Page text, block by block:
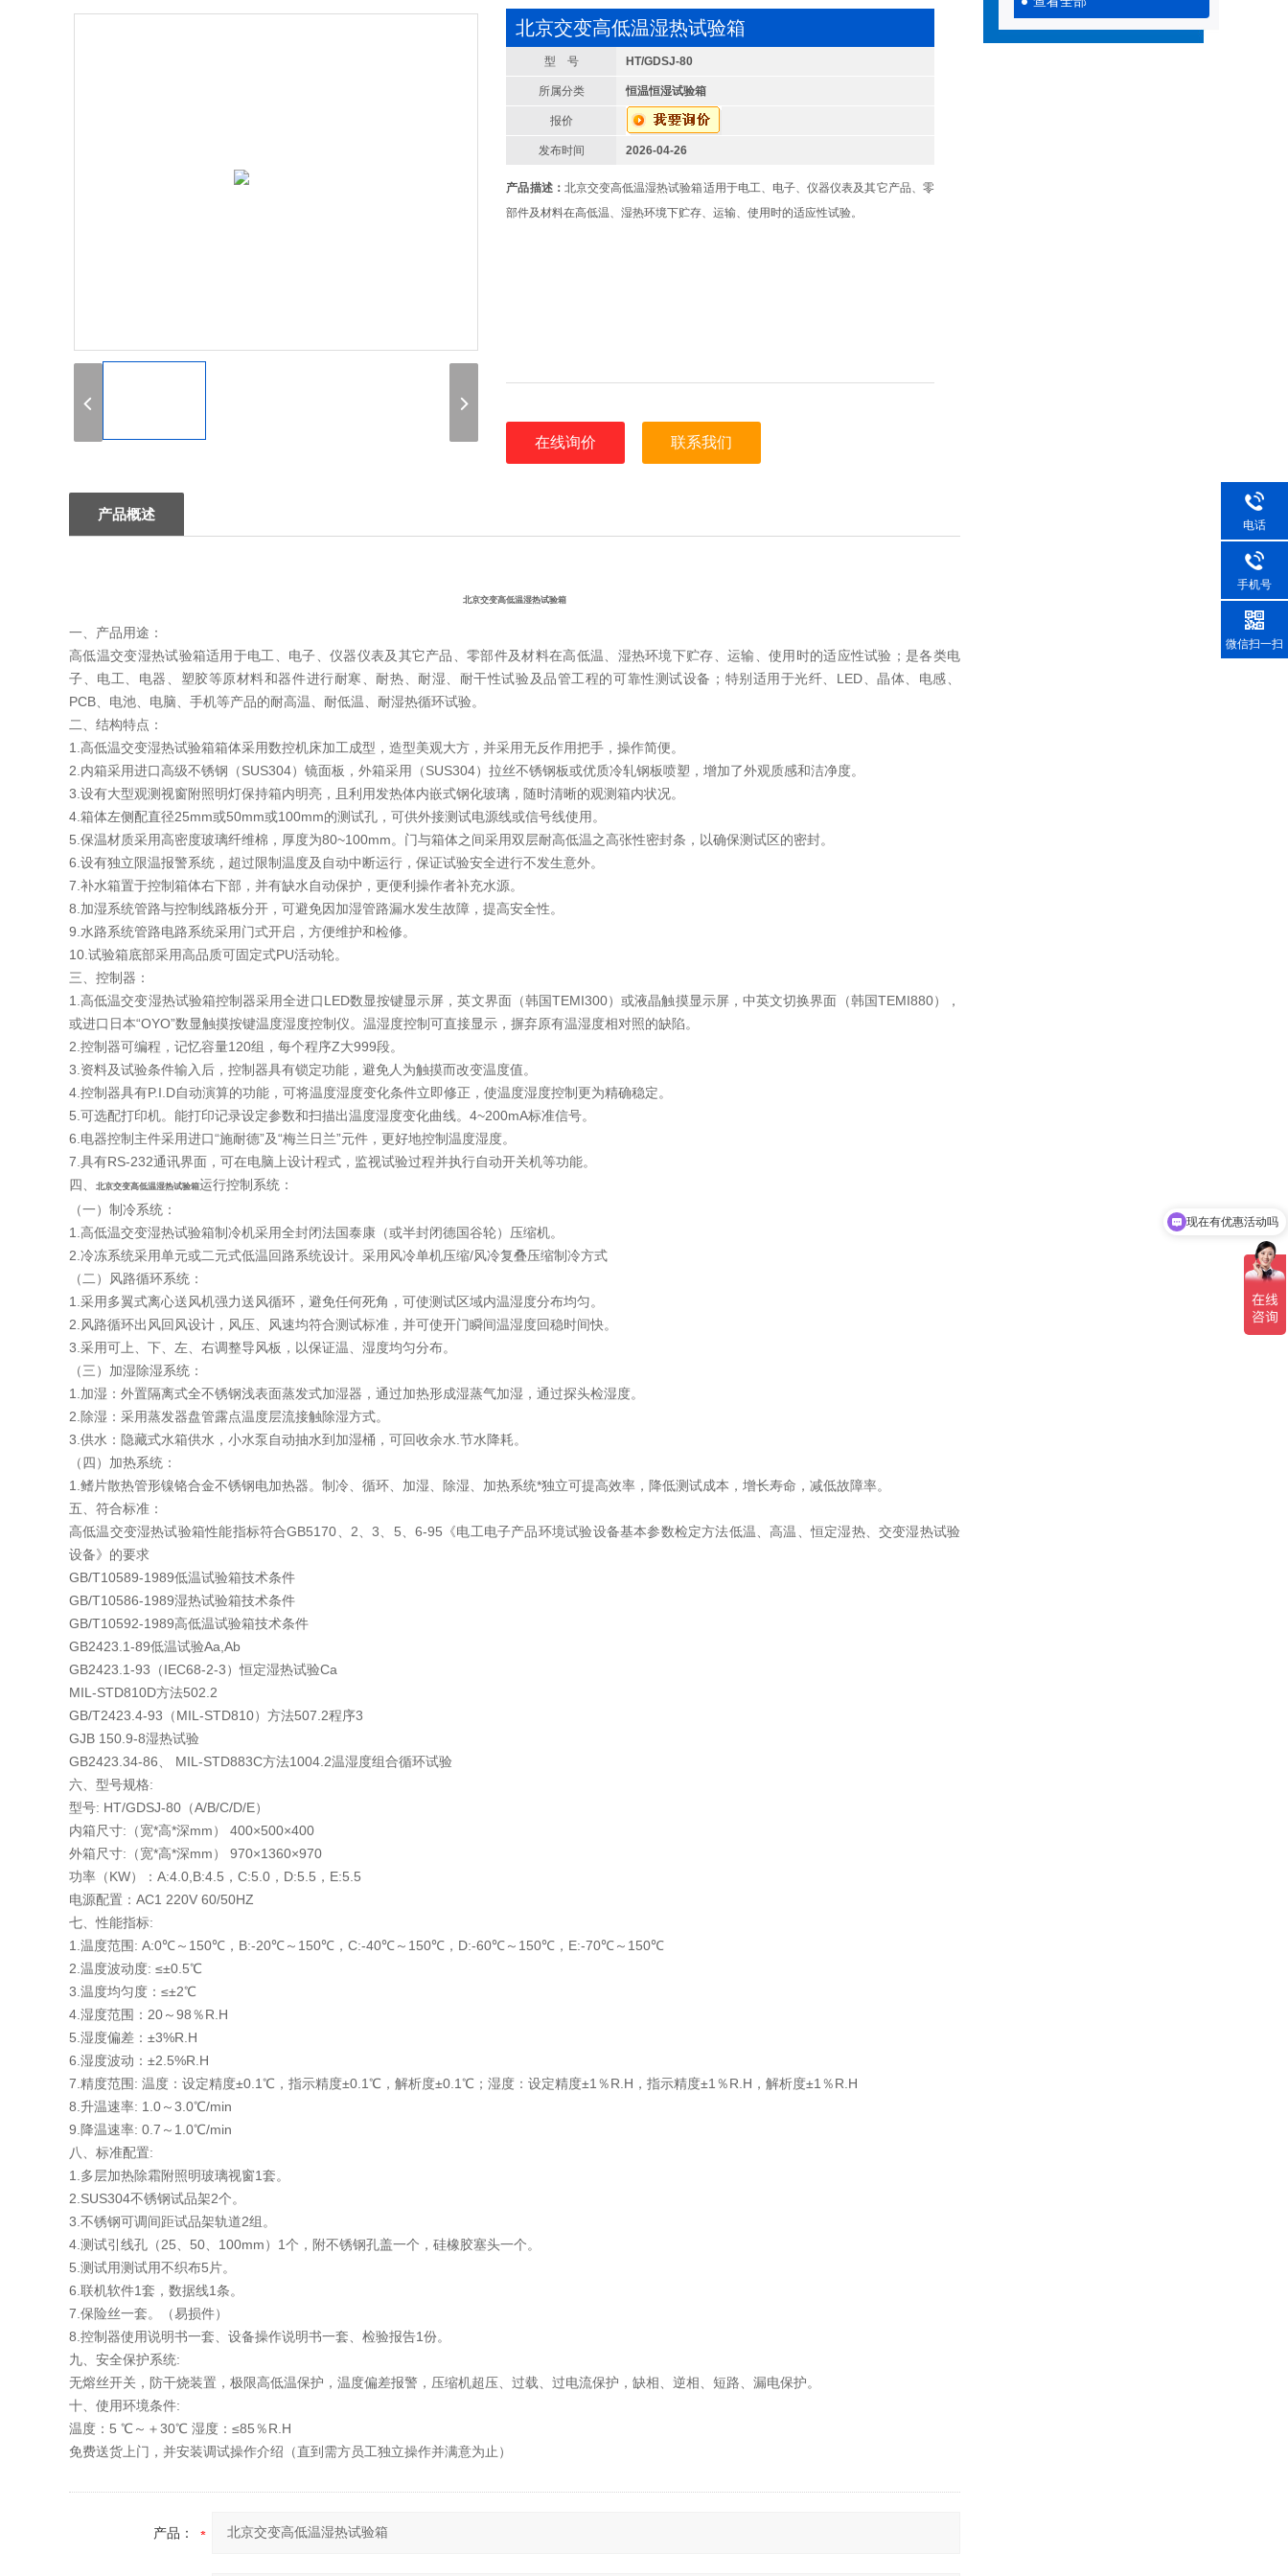
北京交变高低温湿热试验箱
型 号 HT/GDSJ-80
所属分类 恒温恒湿试验箱
报价
发布时间 2026-04-26
产品描述： 北京交变高低温湿热试验箱适用于电工、电子、仪器仪表及其它产品、零
部件及材料在高低温、湿热环境下贮存、运输、使用时的适应性试验。
在线询价 联系我们
产品概述
北京交变高低温湿热试验箱
一、产品用途：
高低温交变湿热试验箱适用于电工、电子、仪器仪表及其它产品、零部件及材料在高低温、湿热环境下贮存、运输、使用时的适应性试验；是各类电
子、电工、电器、塑胶等原材料和器件进行耐寒、耐热、耐湿、耐干性试验及品管工程的可靠性测试设备；特别适用于光纤、LED、晶体、电感、
PCB、电池、电脑、手机等产品的耐高温、耐低温、耐湿热循环试验。
二、结构特点：
1.高低温交变湿热试验箱箱体采用数控机床加工成型，造型美观大方，并采用无反作用把手，操作简便。
2.内箱采用进口高级不锈钢（SUS304）镜面板，外箱采用（SUS304）拉丝不锈钢板或优质冷轧钢板喷塑，增加了外观质感和洁净度。
3.设有大型观测视窗附照明灯保持箱内明亮，且利用发热体内嵌式钢化玻璃，随时清晰的观测箱内状况。
4.箱体左侧配直径25mm或50mm或100mm的测试孔，可供外接测试电源线或信号线使用。
5.保温材质采用高密度玻璃纤维棉，厚度为80~100mm。门与箱体之间采用双层耐高低温之高张性密封条，以确保测试区的密封。
6.设有独立限温报警系统，超过限制温度及自动中断运行，保证试验安全进行不发生意外。
7.补水箱置于控制箱体右下部，并有缺水自动保护，更便利操作者补充水源。
8.加湿系统管路与控制线路板分开，可避免因加湿管路漏水发生故障，提高安全性。
9.水路系统管路电路系统采用门式开启，方便维护和检修。
10.试验箱底部采用高品质可固定式PU活动轮。
三、控制器：
1.高低温交变湿热试验箱控制器采用全进口LED数显按键显示屏，英文界面（韩国TEMI300）或液晶触摸显示屏，中英文切换界面（韩国TEMI880），
或进口日本“OYO”数显触摸按键温度湿度控制仪。温湿度控制可直接显示，摒弃原有温湿度相对照的缺陷。
2.控制器可编程，记忆容量120组，每个程序Z大999段。
3.资料及试验条件输入后，控制器具有锁定功能，避免人为触摸而改变温度值。
4.控制器具有P.I.D自动演算的功能，可将温度湿度变化条件立即修正，使温度湿度控制更为精确稳定。
5.可选配打印机。能打印记录设定参数和扫描出温度湿度变化曲线。4~200mA标准信号。
6.电器控制主件采用进口“施耐德”及“梅兰日兰”元件，更好地控制温度湿度。
7.具有RS-232通讯界面，可在电脑上设计程式，监视试验过程并执行自动开关机等功能。
四、
北京交变高低温湿热试验箱运行控制系统：
（一）制冷系统：
1.高低温交变湿热试验箱制冷机采用全封闭法国泰康（或半封闭德国谷轮）压缩机。
2.冷冻系统采用单元或二元式低温回路系统设计。采用风冷单机压缩/风冷复叠压缩制冷方式
（二）风路循环系统：
1.采用多翼式离心送风机强力送风循环，避免任何死角，可使测试区域内温湿度分布均匀。
2.风路循环出风回风设计，风压、风速均符合测试标准，并可使开门瞬间温湿度回稳时间快。
3.采用可上、下、左、右调整导风板，以保证温、湿度均匀分布。
（三）加湿除湿系统：
1.加湿：外置隔离式全不锈钢浅表面蒸发式加湿器，通过加热形成湿蒸气加湿，通过探头检湿度。
2.除湿：采用蒸发器盘管露点温度层流接触除湿方式。
3.供水：隐藏式水箱供水，小水泵自动抽水到加湿桶，可回收余水.节水降耗。
（四）加热系统：
1.鳍片散热管形镍铬合金不锈钢电加热器。制冷、循环、加湿、除湿、加热系统*独立可提高效率，降低测试成本，增长寿命，减低故障率。
五、符合标准：
高低温交变湿热试验箱性能指标符合GB5170、2、3、5、6-95《电工电子产品环境试验设备基本参数检定方法低温、高温、恒定湿热、交变湿热试验
设备》的要求
GB/T10589-1989低温试验箱技术条件
GB/T10586-1989湿热试验箱技术条件
GB/T10592-1989高低温试验箱技术条件
GB2423.1-89低温试验Aa,Ab
GB2423.1-93（IEC68-2-3）恒定湿热试验Ca
MIL-STD810D方法502.2
GB/T2423.4-93（MIL-STD810）方法507.2程序3
GJB 150.9-8湿热试验
GB2423.34-86、 MIL-STD883C方法1004.2温湿度组合循环试验
六、型号规格:
型号: HT/GDSJ-80（A/B/C/D/E）
内箱尺寸:（宽*高*深mm） 400×500×400
外箱尺寸:（宽*高*深mm） 970×1360×970
功率（KW）：A:4.0,B:4.5，C:5.0，D:5.5，E:5.5
电源配置：AC1 220V 60/50HZ
七、性能指标:
1.温度范围: A:0℃～150℃，B:-20℃～150℃，C:-40℃～150℃，D:-60℃～150℃，E:-70℃～150℃
2.温度波动度: ≤±0.5℃
3.温度均匀度：≤±2℃
4.湿度范围：20～98％R.H
5.湿度偏差：±3%R.H
6.湿度波动：±2.5%R.H
7.精度范围: 温度：设定精度±0.1℃，指示精度±0.1℃，解析度±0.1℃；湿度：设定精度±1％R.H，指示精度±1％R.H，解析度±1％R.H
8.升温速率: 1.0～3.0℃/min
9.降温速率: 0.7～1.0℃/min
八、标准配置:
1.多层加热除霜附照明玻璃视窗1套。
2.SUS304不锈钢试品架2个。
3.不锈钢可调间距试品架轨道2组。
4.测试引线孔（25、50、100mm）1个，附不锈钢孔盖一个，硅橡胶塞头一个。
5.测试用测试用不织布5片。
6.联机软件1套，数据线1条。
7.保险丝一套。（易损件）
8.控制器使用说明书一套、设备操作说明书一套、检验报告1份。
九、安全保护系统:
无熔丝开关，防干烧装置，极限高低温保护，温度偏差报警，压缩机超压、过载、过电流保护，缺相、逆相、短路、漏电保护。
十、使用环境条件:
温度：5 ℃～＋30℃ 湿度：≤85％R.H
免费送货上门，并安装调试操作介绍（直到需方员工独立操作并满意为止）
产品：
电话
手机号
微信扫一扫
可以介绍下你们的产品么